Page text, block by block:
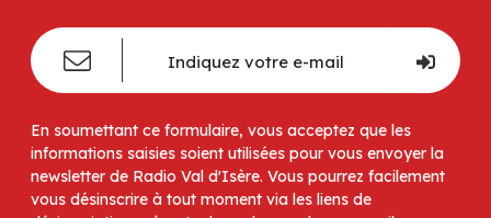
En soumettant ce formulaire, vous acceptez que les
informations saisies soient utilisées pour vous envoyer la
newsletter de Radio Val d'Isère. Vous pourrez facilement
vous désinscrire à tout moment via les liens de